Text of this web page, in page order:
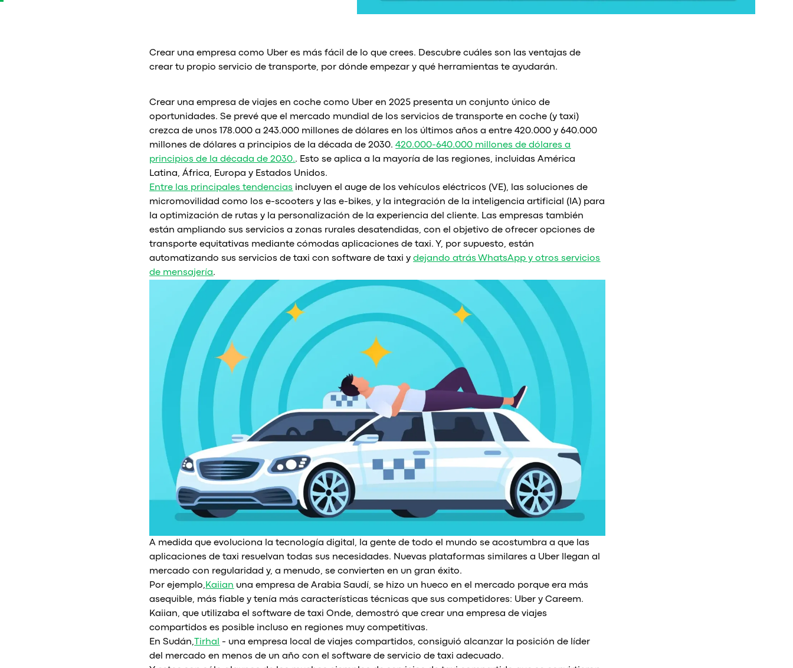
Crear una empresa como Uber es más fácil de lo que crees. Descubre cuáles son las ventajas de
crear tu propio servicio de transporte, por dónde empezar y qué herramientas te ayudarán.
Crear una empresa de viajes en coche como Uber en 2025 presenta un conjunto único de
oportunidades. Se prevé que el mercado mundial de los servicios de transporte en coche (y taxi)
crezca de unos 178.000 a 243.000 millones de dólares en los últimos años a entre 420.000 y 640.000
millones de dólares a principios de la década de 2030.420.000-640.000 millones de dólares a
principios de la década de 2030.. Esto se aplica a la mayoría de las regiones, incluidas América
Latina, África, Europa y Estados Unidos.
Entre las principales tendencias incluyen el auge de los vehículos eléctricos (VE), las soluciones de
micromovilidad como los e-scooters y las e-bikes, y la integración de la inteligencia artificial (IA) para
la optimización de rutas y la personalización de la experiencia del cliente. Las empresas también
están ampliando sus servicios a zonas rurales desatendidas, con el objetivo de ofrecer opciones de
transporte equitativas mediante cómodas aplicaciones de taxi. Y, por supuesto, están
automatizando sus servicios de taxi con software de taxi ydejando atrás WhatsApp y otros servicios
de mensajería.
A medida que evoluciona la tecnología digital, la gente de todo el mundo se acostumbra a que las
aplicaciones de taxi resuelvan todas sus necesidades. Nuevas plataformas similares a Uber llegan al
mercado con regularidad y, a menudo, se convierten en un gran éxito.
Por ejemplo, Kaiian una empresa de Arabia Saudí, se hizo un hueco en el mercado porque era más
asequible, más fiable y tenía más características técnicas que sus competidores: Uber y Careem.
Kaiian, que utilizaba el software de taxi Onde, demostró que crear una empresa de viajes
compartidos es posible incluso en regiones muy competitivas.
En Sudán,
Tirhal
- una empresa local de viajes compartidos, consiguió alcanzar la posición de líder
del mercado en menos de un año con el software de servicio de taxi adecuado.